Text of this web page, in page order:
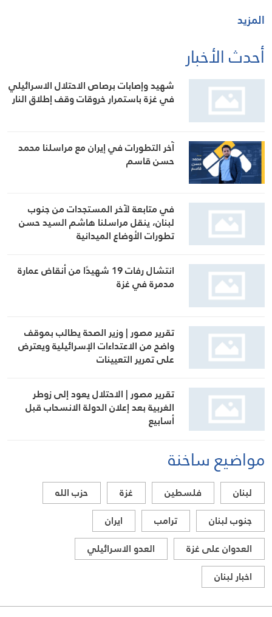
المزيد
أحدث الأخبار
شهيد وإصابات برصاص الاحتلال الاسرائيلي
في غزة باستمرار خروقات وقف إطلاق النار
آخر التطورات في إيران مع مراسلنا محمد
حسن قاسم
في متابعة لآخر المستجدات من جنوب
لبنان، ينقل مراسلنا هاشم السيد حسن
تطورات الأوضاع الميدانية
انتشال رفات 19 شهيدًا من أنقاض عمارة
مدمرة في غزة
تقرير مصور | وزير الصحة يطالب بموقف
واضح من الاعتداءات الإسرائيلية ويعترض
على تمرير التعيينات
تقرير مصور | الاحتلال يعود إلى زوطر
الغربية بعد إعلان الدولة الانسحاب قبل
أسابيع
مواضيع ساخنة
لبنان فلسطين غزة
حزب الله
جنوب لبنان
ترامب
ايران
العدوان على غزة
العدو الاسرائيلي
اخبار لبنان